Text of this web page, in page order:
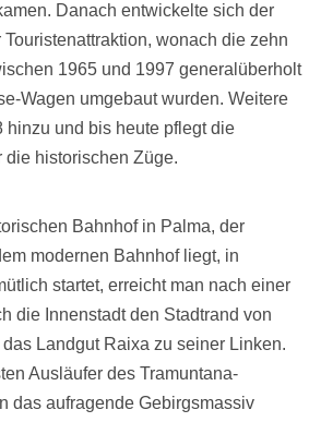
Danach entwickelte sich der
wonach die zehn
1965 und 1997 generalüberholt
Wagen umgebaut wurden. Weitere
hinzu und bis heute pflegt die
die historischen Züge.
Bahnhof in Palma, der
modernen Bahnhof liegt, in
startet, erreicht man nach einer
die Innenstadt den Stadtrand von
Landgut Raixa zu seiner Linken.
Ausläufer des Tramuntana-
das aufragende Gebirgsmassiv